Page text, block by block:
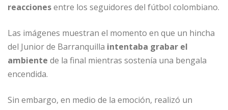
reaccionesentre los seguidores del fútbol colombiano.
Las imágenes muestran el momento en que un hincha
del Junior de Barranquilla intentaba grabar el
ambiente de la final mientras sostenía una bengala
encendida.
Sin embargo, en medio de la emoción, realizó un